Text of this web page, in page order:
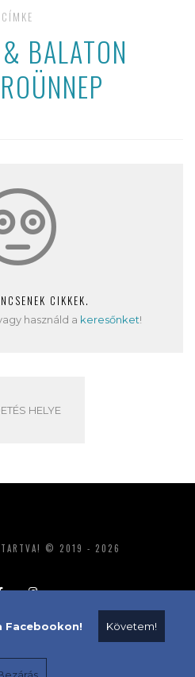
CÍMKE
BALATON
CIKKEK.
használd a keresőnket!
HELYE
© 2019 - 2026
MÉDIAAJÁNLAT
Facebookon! Követem!